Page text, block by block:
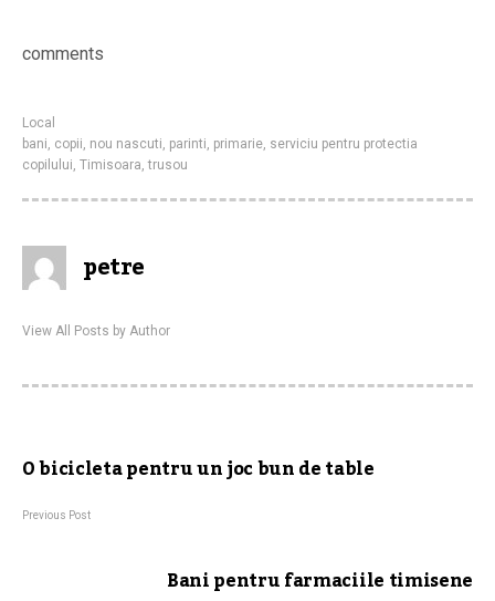
comments
Local
bani, copii, nou nascuti, parinti, primarie, serviciu pentru protectia
copilului, Timisoara,trusou
petre
View All Posts by Author
O bicicleta pentru un joc bun de table
Previous Post
Bani pentru farmaciile timisene